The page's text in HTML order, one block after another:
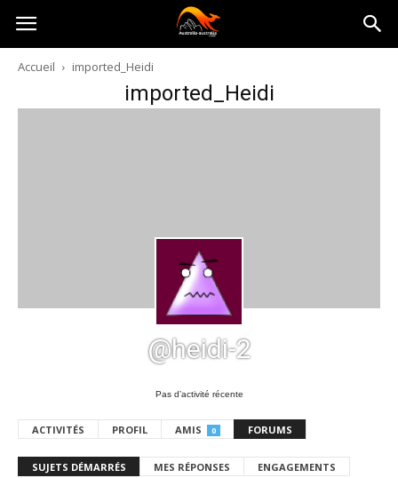
Australia-
australie.com
Accueil imported_Heidi
imported_Heidi
@heidi-2
Pas d’activité récente
ACTIVITÉS PROFIL AMIS 0 FORUMS
SUJETS DÉMARRÉS MES RÉPONSES ENGAGEMENTS